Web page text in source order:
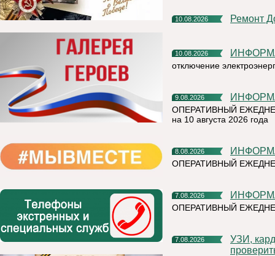
10.08.2026 Ремонт
10.08.2026
отключение
9.08.2026
ОПЕРАТИВНЫЙ
на 10 августа 2026 года
8.08.2026
ОПЕРАТИВНЫЙ
7.08.2026
ОПЕРАТИВНЫЙ
7.08.2026
УЗИ, кардиочек-ап и флюорограф: что можно успеть